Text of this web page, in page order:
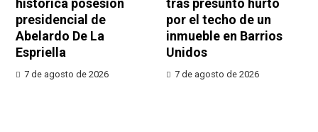
histórica posesión
presidencial de
Abelardo De La
Espriella
7 de agosto de 2026
tras presunto hurto
por el techo de un
inmueble en Barrios
Unidos
7 de agosto de 2026